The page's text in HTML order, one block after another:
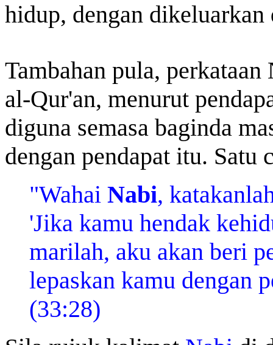
hidup, dengan dikeluarkan
Tambahan pula,
al-Qur'an, menurut
diguna semasa baginda
dengan pendapat itu.
"Wahai Nabi,
'Jika kamu hendak
marilah, aku akan beri
lepaskan kamu dengan
(33:28)